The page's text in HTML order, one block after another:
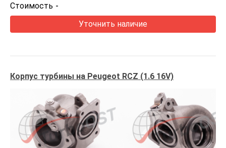
Стоимость -
Уточнить наличие
Корпус турбины на Peugeot RCZ (1.6 16V)